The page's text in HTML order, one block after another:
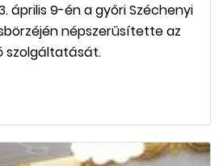
április 9-én a győri Széchenyi
népszerűsítette az
szolgáltatását.